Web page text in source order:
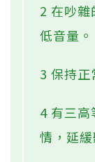
2 在吵
低音量。
3 保持正
4 有三
情，延緩